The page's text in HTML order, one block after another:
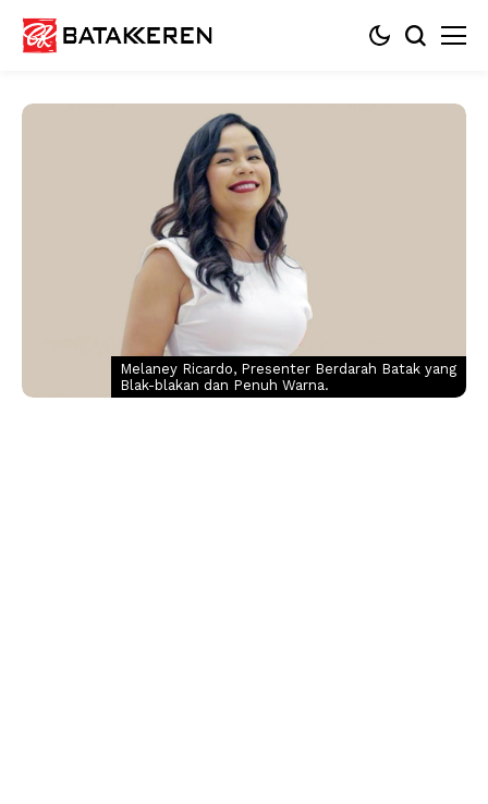
Melaney Ricardo, Presenter Berdarah Batak yang
Blak-blakan dan Penuh Warna.